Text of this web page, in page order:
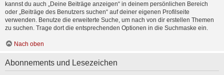
kannst du auch „Deine Beiträge anzeigen“ in deinem persönlichen Bereich
oder „Beiträge des Benutzers suchen“ auf deiner eigenen Profilseite
verwenden. Benutze die erweiterte Suche, um nach von dir erstellen Themen
zu suchen. Trage dort die entsprechenden Optionen in die Suchmaske ein.
Nach oben
Abonnements und Lesezeichen